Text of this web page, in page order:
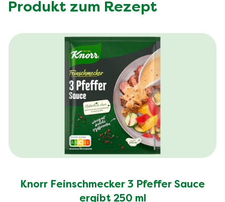
Produkt zum Rezept
Knorr Feinschmecker 3 Pfeffer Sauce
ergibt 250 ml